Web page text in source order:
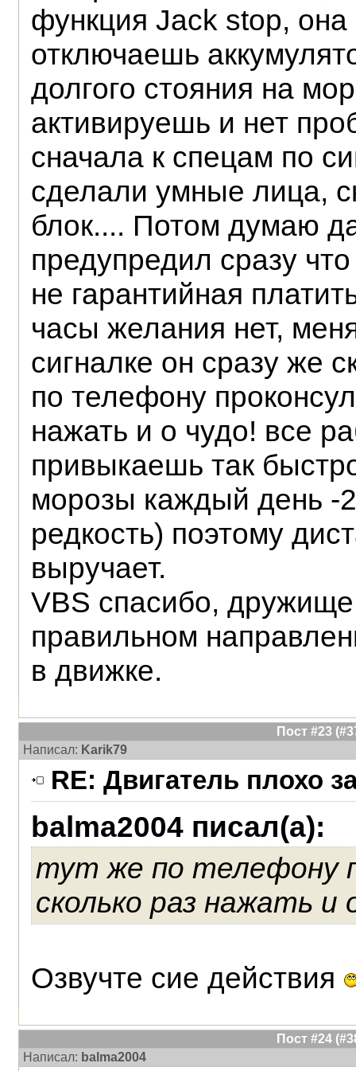
функция Jack stop, она
отключаешь
долгого стояния на
активируешь и нет
сначала к спецам по
сделали умные лица,
блок.... Потом думаю
предупредил сразу
не гарантийная
часы желания нет,
сигналке он сразу же
по телефону
нажать и о чудо! все
привыкаешь так
морозы каждый день -
редкость) поэтому
выручает.
VBS спасибо,
правильном
в движке.
Пост #23
Написал: Karik79
RE: Двигатель плохо
balma2004 писал(а):
тут же по телефону
сколько раз нажать
Озвучте сие действия
Пост #24
Написал: balma2004